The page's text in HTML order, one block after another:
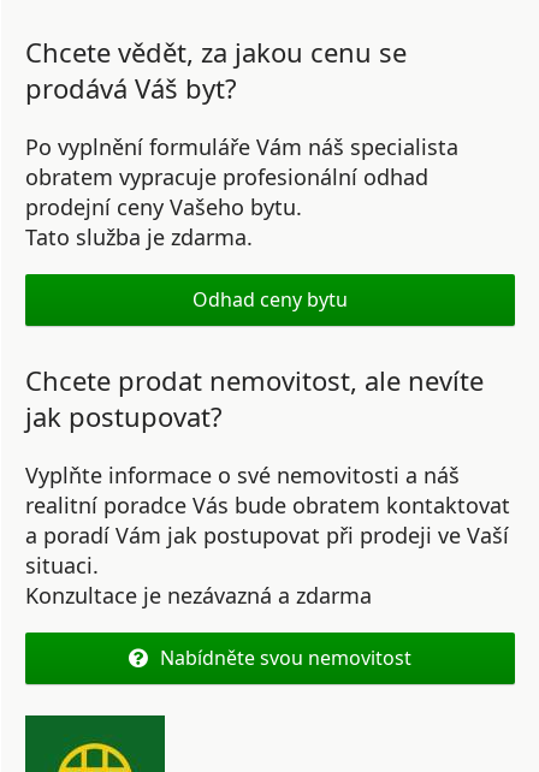
Chcete vědět, za jakou cenu se
prodává Váš byt?
Po vyplnění formuláře Vám náš specialista
obratem vypracuje profesionální odhad
prodejní ceny Vašeho bytu.
Tato služba je zdarma.
Odhad ceny bytu
Chcete prodat nemovitost, ale nevíte
jak postupovat?
Vyplňte informace o své nemovitosti a náš
realitní poradce Vás bude obratem kontaktovat
a poradí Vám jak postupovat při prodeji ve Vaší
situaci.
Konzultace je nezávazná a zdarma
Nabídněte svou nemovitost